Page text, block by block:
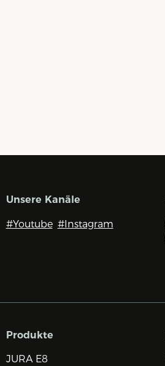
Unsere Kanäle
#Youtube #Instagram
Produkte
JURA E8